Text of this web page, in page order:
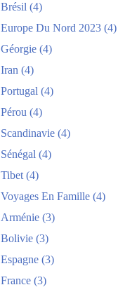
Brésil (4)
Europe Du Nord 2023 (4)
Géorgie (4)
Iran (4)
Portugal (4)
Pérou (4)
Scandinavie (4)
Sénégal (4)
Tibet (4)
Voyages En Famille (4)
Arménie (3)
Bolivie (3)
Espagne (3)
France (3)